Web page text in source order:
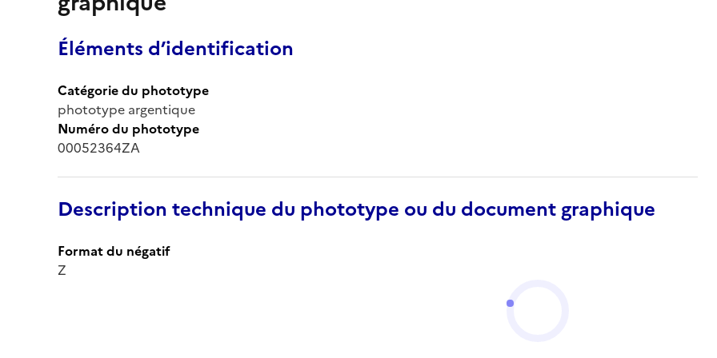
Éléments d’identification
Catégorie du phototype
phototype argentique
Numéro du phototype
00052364ZA
Description technique du phototype ou du document graphique
Format du négatif
Z